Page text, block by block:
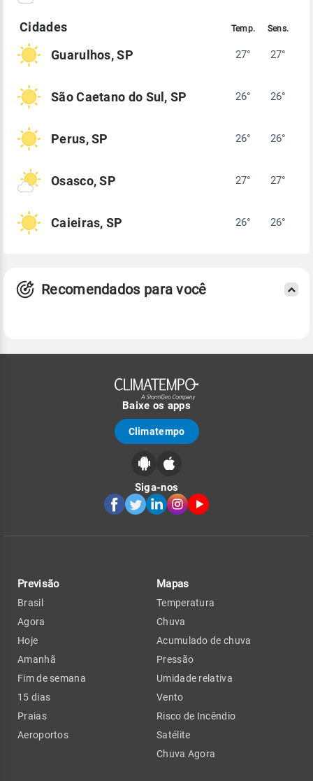
Guarulhos, SP 27° 27°
São Caetano do Sul, SP 26° 26°
Perus, SP 26° 26°
Osasco, SP 27° 27°
Caieiras, SP 26° 26°
Recomendados para você
Baixe os apps
Climatempo
Siga-nos
Previsão
Brasil
Agora
Hoje
Amanhã
Fim de semana
15 dias
Praias
Aeroportos
Mapas
Temperatura
Chuva
Acumulado de chuva
Pressão
Umidade relativa
Vento
Risco de Incêndio
Satélite
Chuva Agora